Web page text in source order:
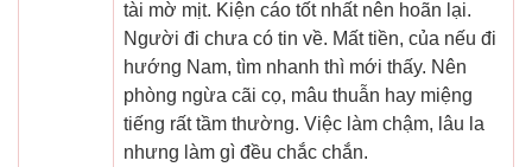
tài mờ mịt. Kiện cáo tốt nhất nên hoãn lại.
Người đi chưa có tin về. Mất tiền, của nếu đi
hướng Nam, tìm nhanh thì mới thấy. Nên
phòng ngừa cãi cọ, mâu thuẫn hay miệng
tiếng rất tầm thường. Việc làm chậm, lâu la
nhưng làm gì đều chắc chắn.